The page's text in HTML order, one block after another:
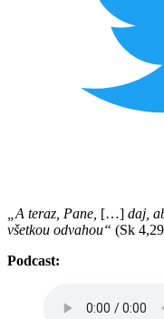
„A teraz, Pane, […] daj,
všetkou odvahou“ (Sk
Podcast: